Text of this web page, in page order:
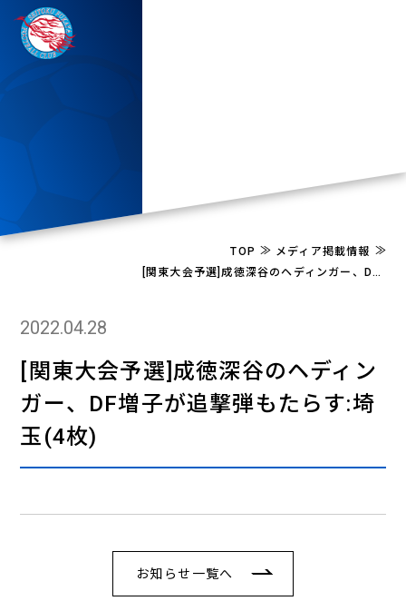
TOP ≫ メディア掲載情報 ≫
[関東大会予選]成徳深谷のヘディンガー、DF増子が追撃弾もたらす:埼玉(4枚)
2022.04.28
[関東大会予選]成徳深谷のヘディン
ガー、DF増子が追撃弾もたらす:埼
玉(4枚)
お知らせ一覧へ